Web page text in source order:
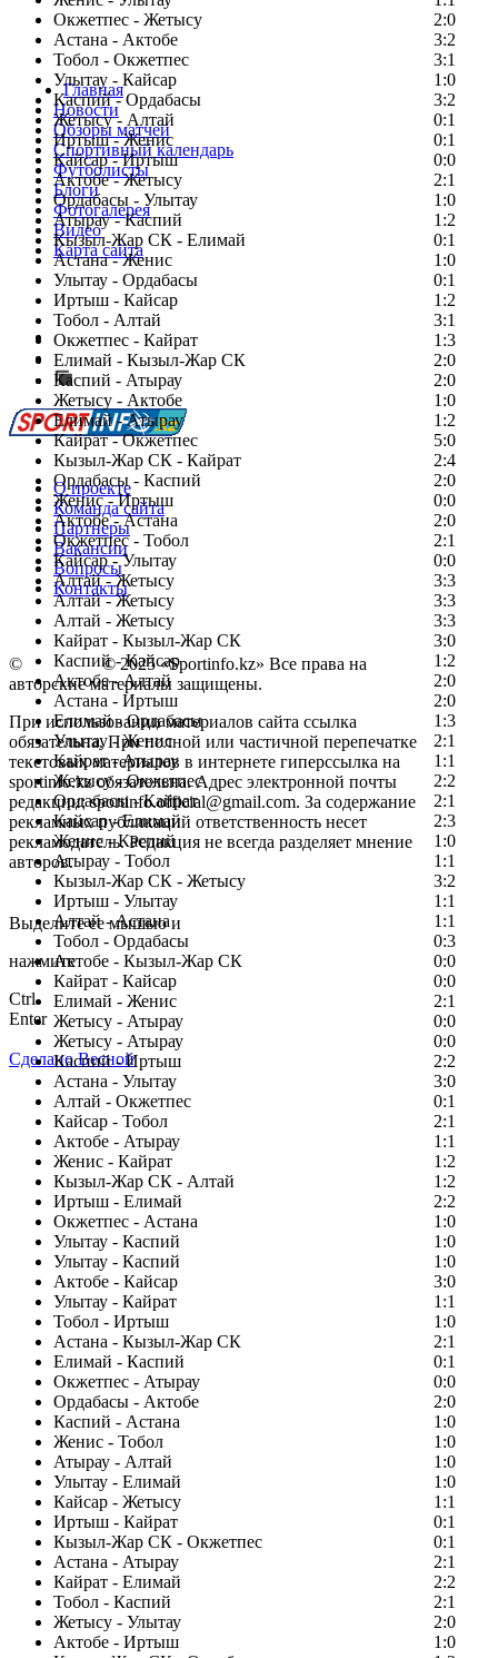
Окжетпес - Жетысу
2:0
Астана - Актобе
3:2
Тобол - Окжетпес
3:1
Улытау - Кайсар
1:0
Каспий - Ордабасы
3:2
Жетысу - Алтай
0:1
Иртыш - Женис
0:1
Кайсар - Иртыш
0:0
Актобе - Жетысу
2:1
Ордабасы - Улытау
1:0
Атырау - Каспий
1:2
Кызыл-Жар СК - Елимай
0:1
Астана - Женис
1:0
Улытау - Ордабасы
0:1
Иртыш - Кайсар
1:2
Тобол - Алтай
3:1
Окжетпес - Кайрат
1:3
Елимай - Кызыл-Жар СК
2:0
Каспий - Атырау
2:0
Жетысу - Актобе
1:0
Елимай - Атырау
1:2
Кайрат - Окжетпес
5:0
Кызыл-Жар СК - Кайрат
2:4
Ордабасы - Каспий
2:0
Женис - Иртыш
0:0
Актобе - Астана
2:0
Окжетпес - Тобол
2:1
Кайсар - Улытау
0:0
Алтай - Жетысу
3:3
Алтай - Жетысу
3:3
Алтай - Жетысу
3:3
Кайрат - Кызыл-Жар СК
3:0
Каспий - Кайсар
1:2
Актобе - Алтай
2:0
Астана - Иртыш
2:0
Елимай - Ордабасы
1:3
Улытау - Женис
2:1
Кайрат - Атырау
1:1
Жетысу - Окжетпес
2:2
Ордабасы - Кайрат
2:1
Кайсар - Елимай
2:3
Женис - Каспий
1:0
Атырау - Тобол
1:1
Кызыл-Жар СК - Жетысу
3:2
Иртыш - Улытау
1:1
Алтай - Астана
1:1
Тобол - Ордабасы
0:3
Актобе - Кызыл-Жар СК
0:0
Кайрат - Кайсар
0:0
Елимай - Женис
2:1
Жетысу - Атырау
0:0
Жетысу - Атырау
0:0
Каспий - Иртыш
2:2
Астана - Улытау
3:0
Алтай - Окжетпес
0:1
Кайсар - Тобол
2:1
Актобе - Атырау
1:1
Женис - Кайрат
1:2
Кызыл-Жар СК - Алтай
1:2
Иртыш - Елимай
2:2
Окжетпес - Астана
1:0
Улытау - Каспий
1:0
Улытау - Каспий
1:0
Актобе - Кайсар
3:0
Улытау - Кайрат
1:1
Тобол - Иртыш
1:0
Астана - Кызыл-Жар СК
2:1
Елимай - Каспий
0:1
Окжетпес - Атырау
0:0
Ордабасы - Актобе
2:0
Каспий - Астана
1:0
Женис - Тобол
1:0
Атырау - Алтай
1:0
Улытау - Елимай
1:0
Кайсар - Жетысу
1:1
Иртыш - Кайрат
0:1
Кызыл-Жар СК - Окжетпес
0:1
Астана - Атырау
2:1
Кайрат - Елимай
2:2
Тобол - Каспий
2:1
Жетысу - Улытау
2:0
Актобе - Иртыш
1:0
Главная
Новости
Обзоры матчей
Спортивный календарь
Футболисты
Блоги
Фотогалерея
Видео
Карта сайта
Есть идея?
Сообщить о мероприятии
Перейти на старый сайт
О проекте
Команда сайта
Партнеры
Вакансии
Вопросы
Контакты
© Copyright© 2025 «Sportinfo.kz» Все права на
авторские материалы защищены.
При использовании материалов сайта ссылка
обязательна. При полной или частичной перепечатке
текстовых материалов в интернете гиперссылка на
sportinfo.kz обязательна. Адрес электронной почты
редакции: sportinfo.official@gmail.com. За содержание
рекламных публикаций ответственность несет
рекламодатель. Редакция не всегда разделяет мнение
авторов.
Заметили ошибку в тексте?
Выделите ее мышью и
нажмите
Ctrl
Enter
Сделано Весной